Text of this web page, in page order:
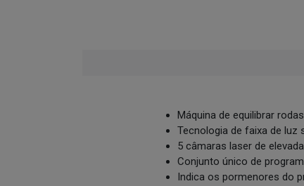
Máquina de equilibrar
Tecnologia de faixa de luz
5 câmaras laser de
Conjunto único de
Indica os pormenores do